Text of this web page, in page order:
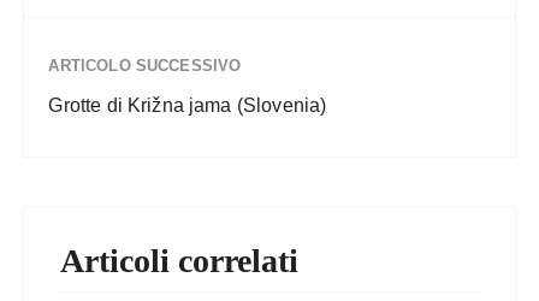
ARTICOLO SUCCESSIVO
Grotte di Križna jama (Slovenia)
Articoli correlati